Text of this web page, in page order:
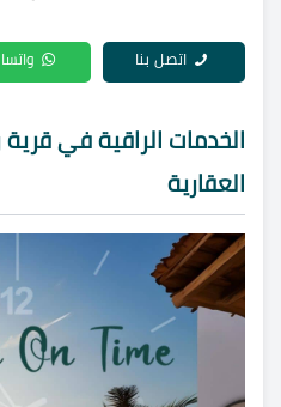
اتصل بنا
الخدمات الراقية في
العقارية